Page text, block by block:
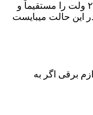
مشکل ۷:ﻫﯿﺘﺮ لباسشویی آب را ﮔﺮم نمیکند.نحوه رﻓﻊ:ﻫﻤﺎﻧﻨﺪ ﮔﺬﺷﺘﻪ بهمنظور اﻓﺰاﯾﺶ ﺳﺮﻋﺖ ﻋﻤﻞ در مشکلیابی،بهتر است سیمهای راﺑﻂ ﻫﯿﺘﺮ را ﺟﺪا ﻧﻤﻮده و ﺑﺎ ﯾﮏ ﺳﯿﻢ ﻣﺨﺼﻮص،برق ۲۲۰ ولت را مستقیماً و
در این حالت میبایست
برقی اگر به